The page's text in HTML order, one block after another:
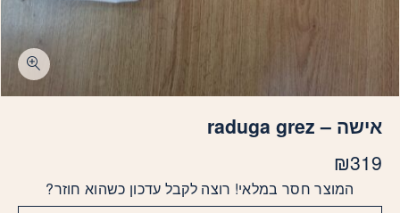
אישה – raduga grez
₪319
המוצר חסר במלאי! רוצה לקבל עדכון כשהוא חוזר?